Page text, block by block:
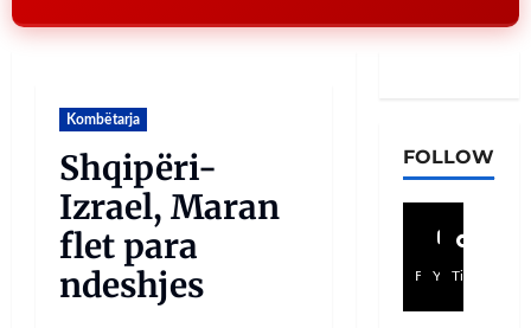
Kombëtarja
Shqipëri-
Izrael, Maran
flet para
ndeshjes
FOLLOW
Facebook
YouTube
TikTok